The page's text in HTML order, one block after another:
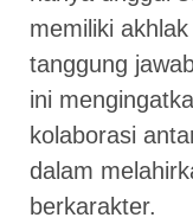
memiliki
tanggung
ini
kolaborasi
dalam
berkarakter.